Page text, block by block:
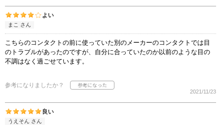
よい
まこ さん
こちらのコンタクトの前に使っていた別のメーカーのコンタクトでは目
のトラブルがあったのですが、自分に合っていたのか以前のような目の
不調はなく過ごせています。
参考になりましたか？
2021/11/23
良い
うえそん さん